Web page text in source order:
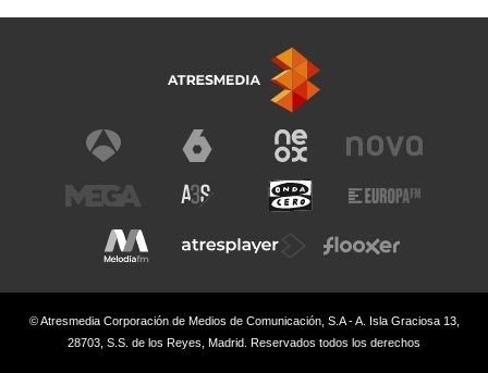
© Atresmedia Corporación de Medios de Comunicación, S.A - A. Isla Graciosa 13,
28703, S.S. de los Reyes, Madrid. Reservados todos los derechos